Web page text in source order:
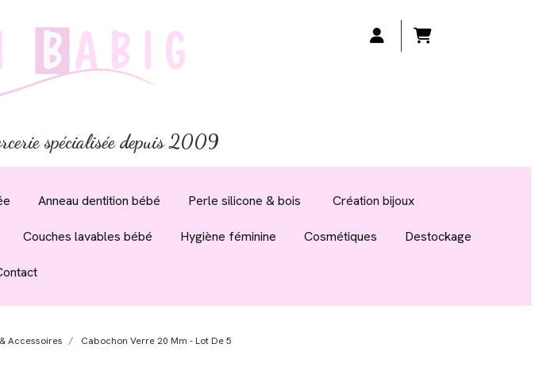
spécialisée depuis 2009
Anneau dentition bébé Perle silicone & bois Création bijoux
Couches lavables bébé Hygiène féminine Cosmétiques Destockage
Accessoires Cabochon Verre 20 Mm - Lot De 5